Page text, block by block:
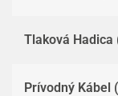
Tlaková Hadica
Prívodný Kábel